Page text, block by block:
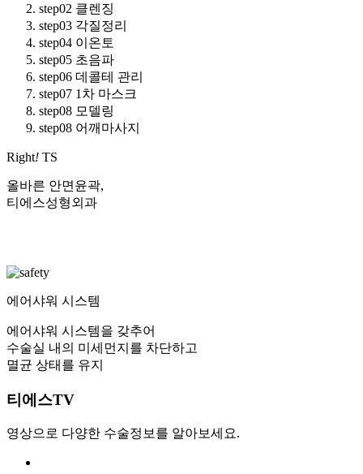
step02 클렌징
step03 각질정리
step04 이온토
step05 초음파
step06 데콜테 관리
step07 1차 마스크
step08 모델링
step08 어깨마사지
Right! TS
올바른 안면윤곽,
티에스성형외과
에어샤워 시스템
에어샤워 시스템을 갖추어
수술실 내의 미세먼지를 차단하고
멸균 상태를 유지
티에스TV
영상으로 다양한 수술정보를 알아보세요.